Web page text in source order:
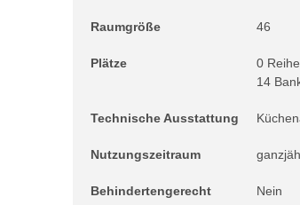
Raumgröße 46
Plätze
0
14
Technische Ausstattung
Nutzungszeitraum
Behindertengerecht Nein